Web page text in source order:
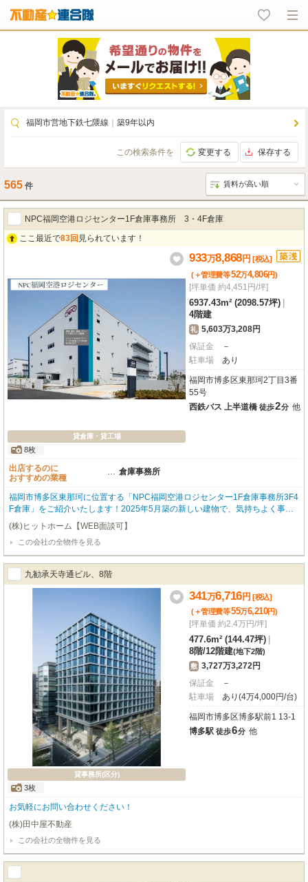
福岡市営地下鉄七隈線 築9年以内
この検索条件を 変更する 保存する
565 件
NPC福岡空港ロジセンター1F倉庫事務所 3・4F倉庫
ここ最近で83回 見られています！
貸倉庫・貸工場
8枚
933万8,868円 [税込]
(＋管理費等52万4,806円)
[坪単価 約4,451円/坪]
6937.43m² (2098.57坪)
4階建
礼 5,603万3,208円
保証金
－
駐車場
あり
福岡市博多区東那珂2丁目3番
55号
西鉄バス 上半道橋 徒歩2分 他
出店するのに
おすすめの業種
… 倉庫事務所
福岡市博多区東那珂に位置する「NPC福岡空港ロジセンター1F倉庫事務所3F4
F倉庫」をご紹介いたします！2025年5月築の新しい建物で、気持ちよく事業
をスタートできる築浅物件です。西鉄バス「上半道橋」バス停までわずか徒歩
2分とアクセスしやすく、通勤や物流の拠点としても大変便利ですね。広々と
した1455.51㎡の空間は、倉庫と事務所を兼ね備え、多様なビジネスニーズに
お応えできるでしょう。無料駐車場やエレベーター、給排水設備も完備してお
り、大型車の進入も可能ですので、物流倉庫や作業所として効率的な運営が期
待できます。幹線道路沿いの立地とI.C近くという点も、ビジネスチャンスを
広げる大きな魅力です。業務スーパーが徒歩4分と、日々のちょっとした買い
出しにも困りません。ぜひ一度、この広さと利便性を兼ね備えた理想のビジネ
ス空間を現地でご体感ください。
(株)ヒットホーム【WEB面談可】
この会社の全物件を見る
九勧承天寺通ビル、8階
貸事務所(区分)
3枚
341万6,716円 [税込]
(＋管理費等55万6,210円)
[坪単価 約2.4万円/坪]
477.6m² (144.47坪)
8階/12階建(地下2階)
敷 3,727万3,272円
保証金
－
駐車場
あり(4万4,000円/台)
福岡市博多区博多駅前1 13-1
博多駅 徒歩6分 他
お気軽にお問い合わせください！
(株)田中屋不動産
この会社の全物件を見る